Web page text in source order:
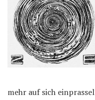
mehr auf sich